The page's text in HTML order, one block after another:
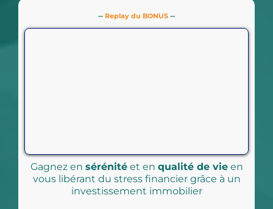
-- Replay du BONUS --
Gagnez en sérénitéet en qualité de vieen
vous libérant du stress financier grâce à un
investissement immobilier